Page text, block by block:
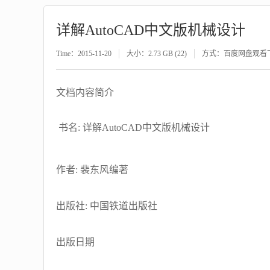
详解AutoCAD中文版机械设计
Time：2015-11-20 大小：2.73 GB (22) 方式：百度网盘观看
文档内容简介
书名: 详解AutoCAD中文版机械设计
作者: 裴东风编著
出版社: 中国铁道出版社
出版日期